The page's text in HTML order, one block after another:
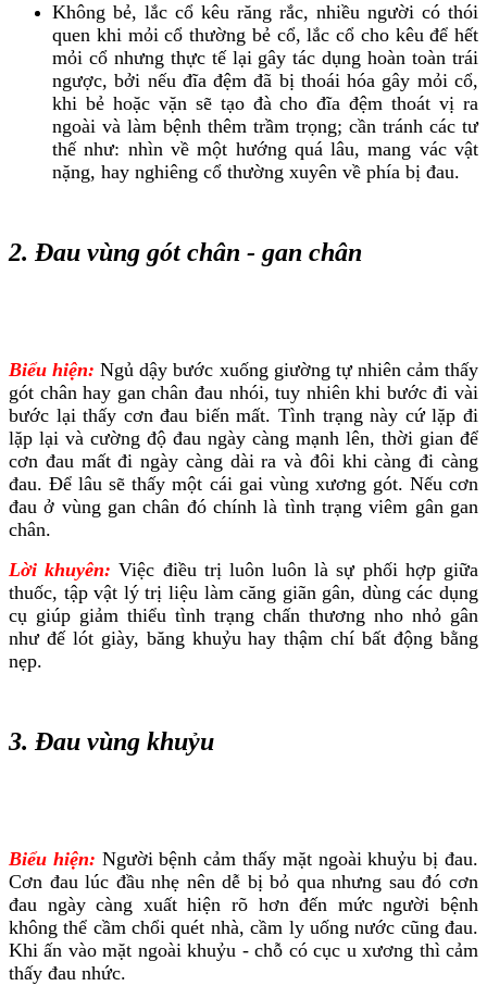
Không bẻ, lắc cổ kêu răng rắc, nhiều người có thói
quen khi mỏi cổ thường bẻ cổ, lắc cổ cho kêu để hết
mỏi cổ nhưng thực tế lại gây tác dụng hoàn toàn trái
ngược, bởi nếu đĩa đệm đã bị thoái hóa gây mỏi cổ,
khi bẻ hoặc vặn sẽ tạo đà cho đĩa đệm thoát vị ra
ngoài và làm bệnh thêm trầm trọng; cần tránh các tư
thế như: nhìn về một hướng quá lâu, mang vác vật
nặng, hay nghiêng cổ thường xuyên về phía bị đau.
2. Đau vùng gót chân - gan chân
Biểu hiện: Ngủ dậy bước xuống giường tự nhiên cảm thấy
gót chân hay gan chân đau nhói, tuy nhiên khi bước đi vài
bước lại thấy cơn đau biến mất. Tình trạng này cứ lặp đi
lặp lại và cường độ đau ngày càng mạnh lên, thời gian để
cơn đau mất đi ngày càng dài ra và đôi khi càng đi càng
đau. Để lâu sẽ thấy một cái gai vùng xương gót. Nếu cơn
đau ở vùng gan chân đó chính là tình trạng viêm gân gan
chân.
Lời khuyên: Việc điều trị luôn luôn là sự phối hợp giữa
thuốc, tập vật lý trị liệu làm căng giãn gân, dùng các dụng
cụ giúp giảm thiểu tình trạng chấn thương nho nhỏ gân
như đế lót giày, băng khuỷu hay thậm chí bất động bằng
nẹp.
3. Đau vùng khuỷu
Biểu hiện: Người bệnh cảm thấy mặt ngoài khuỷu bị đau.
Cơn đau lúc đầu nhẹ nên dễ bị bỏ qua nhưng sau đó cơn
đau ngày càng xuất hiện rõ hơn đến mức người bệnh
không thể cầm chổi quét nhà, cầm ly uống nước cũng đau.
Khi ấn vào mặt ngoài khuỷu - chỗ có cục u xương thì cảm
thấy đau nhức.